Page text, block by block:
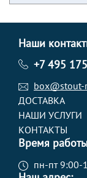
Наши
+7 495
box@stout-
ДОСТАВКА
НАШИ УСЛУГИ
КОНТАКТЫ
Время
пн-пт 9:00-